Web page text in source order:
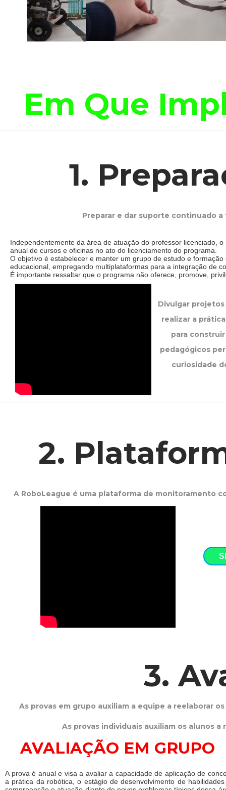
1.
3.
2.
Preparar e dar suporte continuado
As provas individuais auxiliam os alunos
A RoboLeague é uma plataforma de monitoramento
Em Que
Independentemente da área de atuação do professor licenciado,
anual de cursos e oficinas no ato do licenciamento do programa.
O objetivo é estabelecer e manter um grupo de estudo e
educacional, empregando multiplataformas para a integração de
É importante ressaltar que o programa não oferece, promove,
Divulgar
realizar a
para
pedagógicos
curiosidade
As provas em grupo auxiliam a equipe a reelaborar
AVALIAÇÃO EM GRUPO
A prova é anual e visa a avaliar a capacidade de aplicação de
a prática da robótica, o estágio de desenvolvimento de